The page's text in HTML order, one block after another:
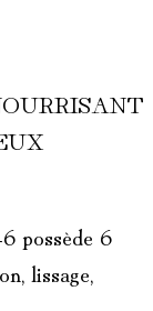
possède 6
lissage,